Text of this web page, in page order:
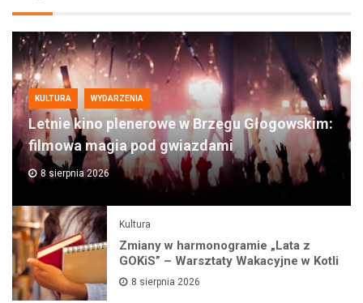
KULTURA WYDARZENIA
Letnie kino plenerowe w Brzegu Głogowskim:
filmowa magia pod gwiazdami
8 sierpnia 2026
Kultura
Zmiany w harmonogramie „Lata z
GOKiS” – Warsztaty Wakacyjne w Kotli
8 sierpnia 2026